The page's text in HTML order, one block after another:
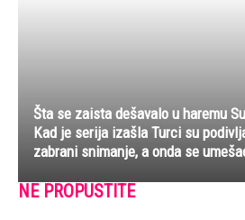
Šta se zaista dešavalo u haremu
Kad je serija izašla Turci su
zabrani snimanje, a onda se
NE PROPUSTITE